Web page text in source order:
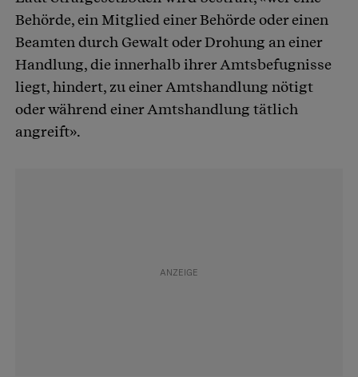
Behörde, ein Mitglied einer Behörde oder einen
Beamten durch Gewalt oder Drohung an einer
Handlung, die innerhalb ihrer Amtsbefugnisse
liegt, hindert, zu einer Amtshandlung nötigt
oder während einer Amtshandlung tätlich
angreift».